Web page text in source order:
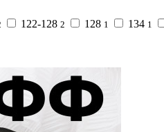
122-128 2 128 1 134 1